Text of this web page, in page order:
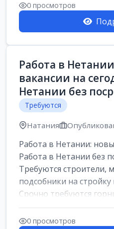
0 просмотров
Работа в
вакансии на
Нетании без
Требуются
Натания
Работа в Нетании:
Работа в Нетании без
Требуются строители,
подсобники на
Срочно требуются
0 просмотров